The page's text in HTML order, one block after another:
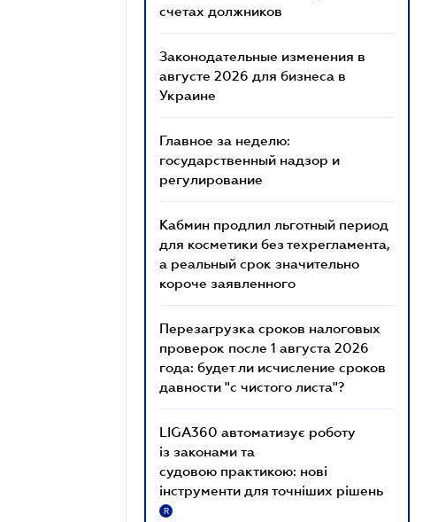
счетах должников
Законодательные изменения в
августе 2026 для бизнеса в
Украине
Главное за неделю:
государственный надзор и
регулирование
Кабмин продлил льготный период
для косметики без техрегламента,
а реальный срок значительно
короче заявленного
Перезагрузка сроков налоговых
проверок после 1 августа 2026
года: будет ли исчисление сроков
давности "с чистого листа"?
LIGA360 автоматизує роботу
із законами та
судовою практикою: нові
інструменти для точніших рішень
R